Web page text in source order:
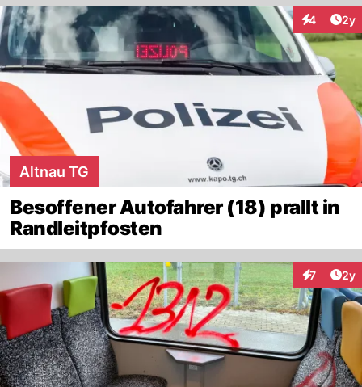
4 2y
Altnau TG
Besoffener Autofahrer (18) prallt in
Randleitpfosten
7 2y